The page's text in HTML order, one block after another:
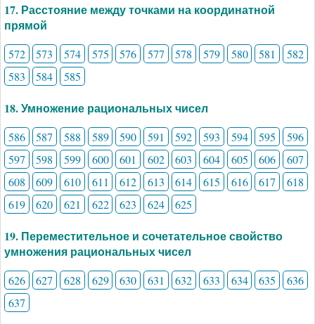
17. Расстояние между точками на координатной
прямой
572 573 574 575 576 577 578 579 580 581
582
583
584 585
18. Умножение рациональных чисел
586 587 588 589 590 591 592 593 594 595
596
597
598 599 600 601 602 603 604 605 606
607
608
609 610 611 612 613 614 615 616 617
618
619
620 621 622 623 624 625
19. Переместительное и сочетательное свойство
умножения рациональных чисел
626 627 628 629 630 631 632 633 634 635
636
637